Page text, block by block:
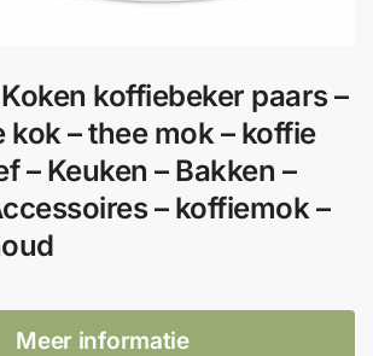
koffiebeker paars –
kok – thee mok – koffie
– Keuken – Bakken –
– koffiemok –
Meer informatie